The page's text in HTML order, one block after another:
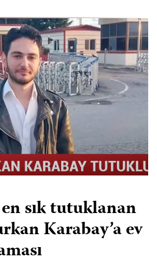
sık tutuklanan
Karabay’a ev